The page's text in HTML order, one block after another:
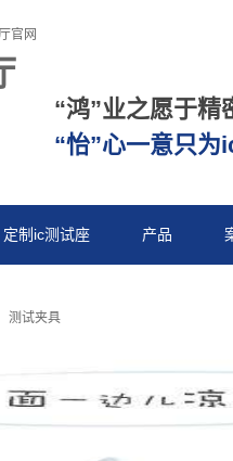
官网
“鸿”业之愿于精
“怡”心一意只为
定制ic测试座 产品
测试夹具